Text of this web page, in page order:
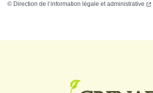
© Direction de l’information légale et administrative